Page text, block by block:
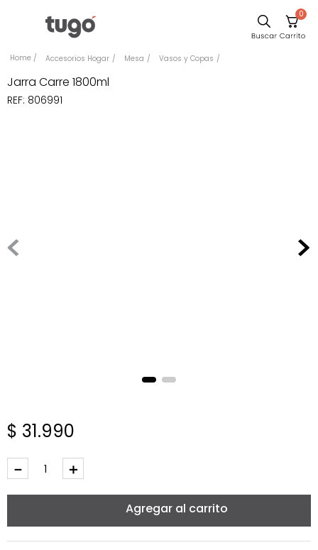
0
Accesorios Hogar Mesa Vasos y Copas
Jarra Carre 1800ml
REF: 806991
$ 31.990
＋
－
Agregar al carrito
Comedor
Escritorio